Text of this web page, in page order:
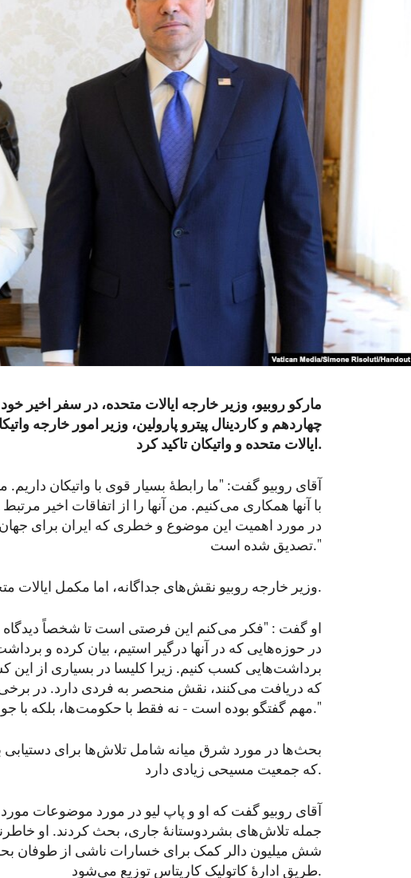
مارکو روبیو، وزیر خارجه ایالات متحده، در سفر اخیر خود
چهاردهم و کاردینال پیترو پارولین، وزیر امور خارجه
ایالات متحده و واتیکان تاکید کرد.
آقای روبیو گفت: "ما رابطۀ بسیار قوی با واتیکان
با آنها همکاری می‌کنیم. من آنها را از اتفاقات اخیر
در مورد اهمیت این موضوع و خطری که ایران برای جهان
تصدیق شده است."
وزیر خارجه روبیو نقش‌های جداگانه، اما مکمل ایالات متحده و واتیکان را تشریح کرد.
او گفت : "فکر می‌‌کنم این فرصتی است تا شخصاً
در حوزه‌هایی که در آنها درگیر استیم، بیان کرده و
برداشت‌هایی کسب کنیم. زیرا کلیسا در بسیاری از این
که دریافت می‌‌کنند، نقش منحصر به فردی دارد. در
مهم گفتگو بوده است - نه فقط با حکومت‌ها، بلکه با جوامع."
بحث‌ها در مورد شرق میانه شامل تلاش‌ها برای دستیابی به
که جمعیت مسیحی زیادی دارد.
آقای روبیو گفت که او و پاپ لیو در مورد موضوعات
جمله تلاش‌های بشردوستانۀ جاری، بحث کردند. او
شش میلیون دالر کمک برای خسارات ناشی از طوفان
طریق ادارۀ کاتولیک کاریتاس توزیع می‌شود.